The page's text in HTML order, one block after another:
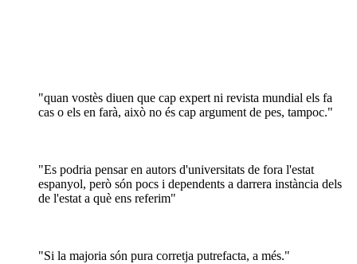
"quan vostès diuen que cap expert ni revista mundial els fa
cas o els en farà, això no és cap argument de pes, tampoc."
"Es podria pensar en autors d'universitats de fora l'estat
espanyol, però són pocs i dependents a darrera instància dels
de l'estat a què ens referim"
"Si la majoria són pura corretja putrefacta, a més."